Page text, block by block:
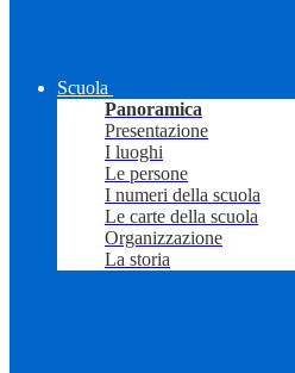
Scuola
Panoramica
Presentazione
I luoghi
Le persone
I numeri della scuola
Le carte della scuola
Organizzazione
La storia